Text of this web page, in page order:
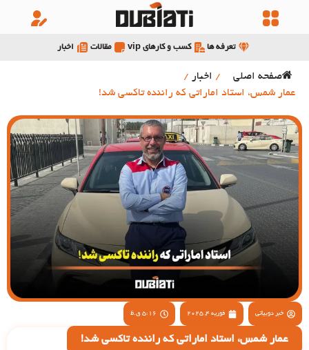
تعرفه ها کسب و کارهای vip مقالات اخبار
صفحه اصلی / اخبار /
عمار شمس، استاد اماراتی که راننده تاکسی شد!
خبر دوبیاتی فوریه 4, 2025 5:16 ق.ظ
عمار شمس، استاد اماراتی که راننده تاکسی شد!